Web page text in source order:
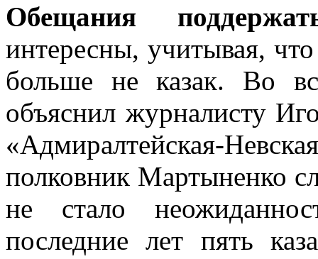
Обещания
интересны, учитывая,
больше не казак. Во
объяснил журналисту
«Адмиралтейская-
полковник Мартыненко
не стало
последние лет пять